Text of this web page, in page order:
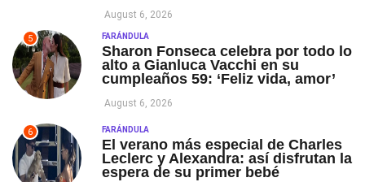
August 6, 2026
5 FARÁNDULA
Sharon Fonseca celebra por todo lo
alto a Gianluca Vacchi en su
cumpleaños 59: ‘Feliz vida, amor’
August 6, 2026
6 FARÁNDULA
El verano más especial de Charles
Leclerc y Alexandra: así disfrutan la
espera de su primer bebé